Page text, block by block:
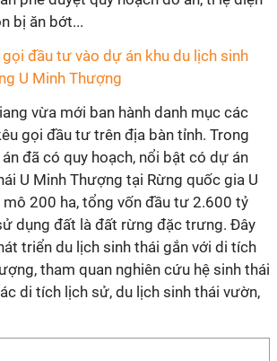
bị ăn bớt...
gọi đầu tư vào dự án khu du lịch sinh
U Minh Thượng
vừa mới ban hành danh mục các
gọi đầu tư trên địa bàn tỉnh. Trong
đã có quy hoạch, nổi bật có dự án
U Minh Thượng tại Rừng quốc gia U
200 ha, tổng vốn đầu tư 2.600 tỷ
dụng đất là đất rừng đặc trưng. Đây
triển du lịch sinh thái gắn với di tích
tham quan nghiên cứu hệ sinh thái
di tích lịch sử, du lịch sinh thái vườn,